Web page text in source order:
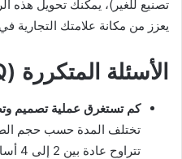
تصنيع للغير)، يمكنك تحويل هذه
يعزز من مكانة علامتك التجارية
الأسئلة المتكررة (FAQ)
كم تستغرق عملية تصميم
تختلف المدة حسب حجم